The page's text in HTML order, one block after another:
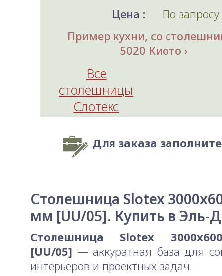
Цена :
По запросу
Пример кухни, со
5020 Киото
Все
столешницы
Слотекс
Для заказа
Столешница Slotex
мм [UU/05]. Купить в Эль-
Столешница Slotex
[UU/05] — аккуратная база для
интерьеров и проектных задач.